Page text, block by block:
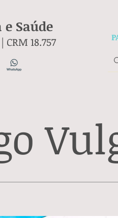
Saúde
CRM 18.757